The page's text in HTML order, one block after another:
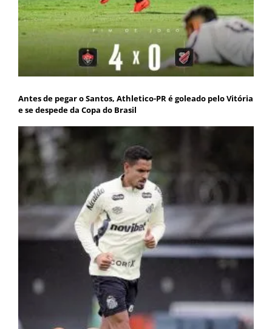
Antes de pegar o Santos, Athletico-PR é goleado pelo Vitória
e se despede da Copa do Brasil